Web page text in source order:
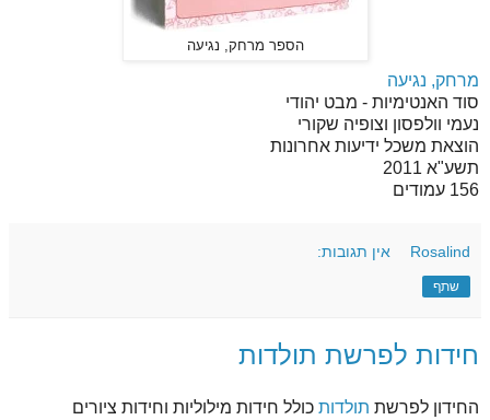
הספר מרחק, נגיעה
מרחק, נגיעה
סוד האנטימיות - מבט יהודי
נעמי וולפסון וצופיה שקורי
הוצאת משכל ידיעות אחרונות
תשע"א 2011
156 עמודים
Rosalind אין תגובות:
שתף
חידות לפרשת תולדות
החידון לפרשת תולדות כולל חידות מילוליות וחידות ציורים